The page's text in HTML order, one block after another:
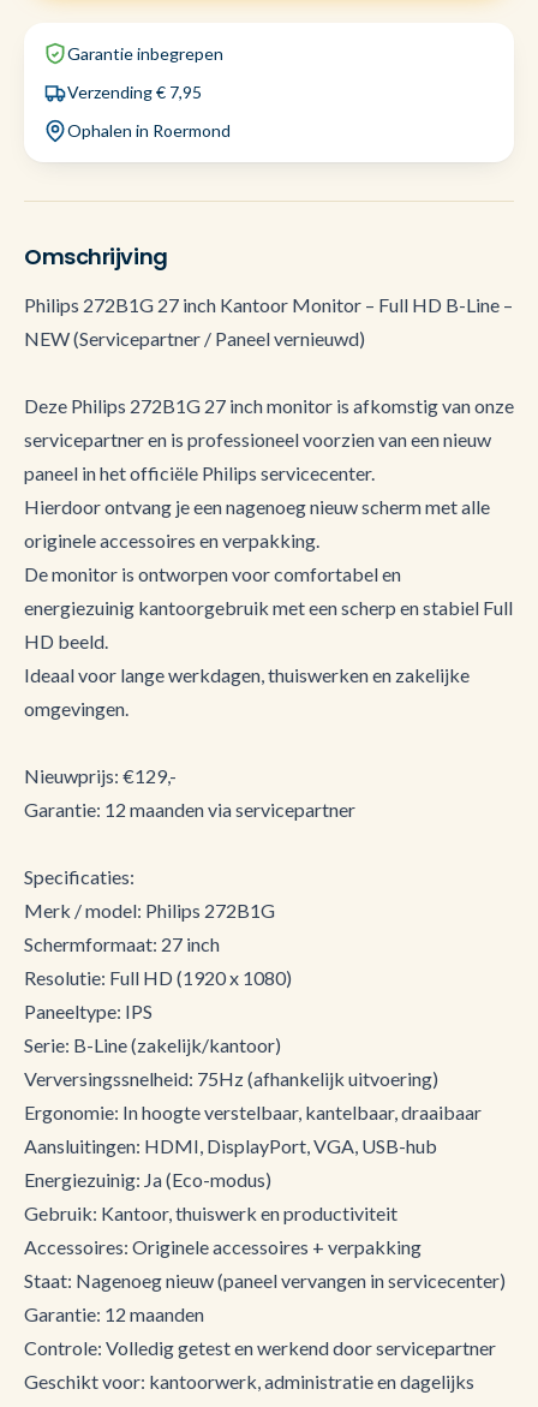
Garantie inbegrepen
Verzending € 7,95
Ophalen in Roermond
Omschrijving
Philips 272B1G 27 inch Kantoor Monitor – Full HD B-Line –
NEW (Servicepartner / Paneel vernieuwd)
Deze Philips 272B1G 27 inch monitor is afkomstig van onze
servicepartner en is professioneel voorzien van een nieuw
paneel in het officiële Philips servicecenter.
Hierdoor ontvang je een nagenoeg nieuw scherm met alle
originele accessoires en verpakking.
De monitor is ontworpen voor comfortabel en
energiezuinig kantoorgebruik met een scherp en stabiel Full
HD beeld.
Ideaal voor lange werkdagen, thuiswerken en zakelijke
omgevingen.
Nieuwprijs: €129,-
Garantie: 12 maanden via servicepartner
Specificaties:
Merk / model: Philips 272B1G
Schermformaat: 27 inch
Resolutie: Full HD (1920 x 1080)
Paneeltype: IPS
Serie: B-Line (zakelijk/kantoor)
Verversingssnelheid: 75Hz (afhankelijk uitvoering)
Ergonomie: In hoogte verstelbaar, kantelbaar, draaibaar
Aansluitingen: HDMI, DisplayPort, VGA, USB-hub
Energiezuinig: Ja (Eco-modus)
Gebruik: Kantoor, thuiswerk en productiviteit
Accessoires: Originele accessoires + verpakking
Staat: Nagenoeg nieuw (paneel vervangen in servicecenter)
Garantie: 12 maanden
Controle: Volledig getest en werkend door servicepartner
Geschikt voor: kantoorwerk, administratie en dagelijks